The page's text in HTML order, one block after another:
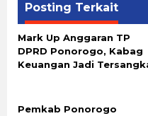
Posting Terkait
Mark Up Anggaran TP
DPRD Ponorogo, Kabag
Keuangan Jadi
Pemkab Ponorogo